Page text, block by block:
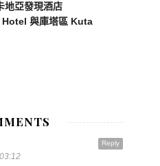
地亞發現酒店
與庫塔區 Kuta
Reply